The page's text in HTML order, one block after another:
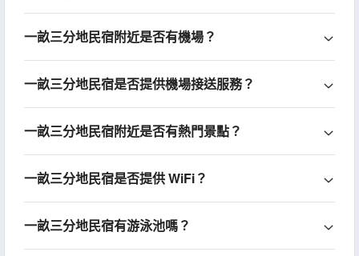
一畝三分地民宿附近是否有機場？
一畝三分地民宿是否提供機場接送服務？
一畝三分地民宿附近是否有熱門景點？
一畝三分地民宿是否提供 WiFi？
一畝三分地民宿有游泳池嗎？